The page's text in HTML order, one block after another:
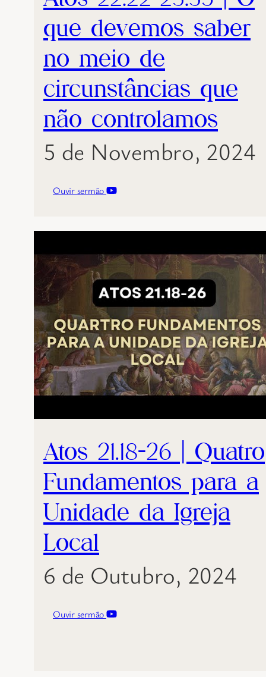
que devemos saber
no meio de
circunstâncias que
não controlamos
5 de Novembro, 2024
Ouvir sermão
Atos 21.18-26 | Quatro
Fundamentos para a
Unidade da Igreja
Local
6 de Outubro, 2024
Ouvir sermão